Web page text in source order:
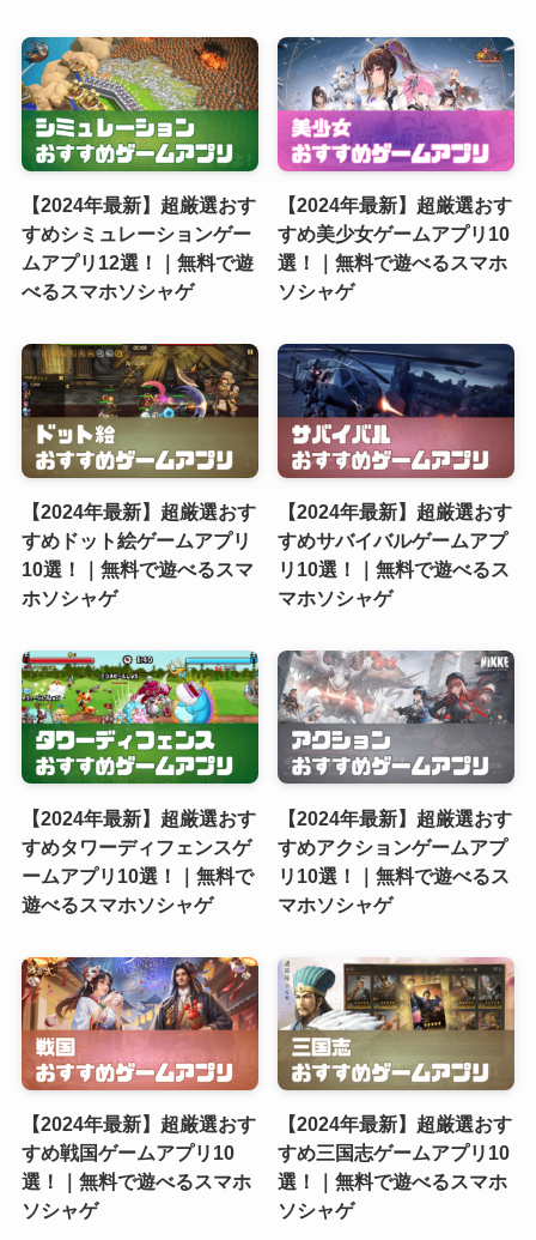
【2024年最新】超厳選おす
すめシミュレーションゲー
ムアプリ12選！｜無料で遊
べるスマホソシャゲ
【2024年最新】超厳選おす
すめ美少女ゲームアプリ10
選！｜無料で遊べるスマホ
ソシャゲ
【2024年最新】超厳選おす
すめドット絵ゲームアプリ
10選！｜無料で遊べるスマ
ホソシャゲ
【2024年最新】超厳選おす
すめサバイバルゲームアプ
リ10選！｜無料で遊べるス
マホソシャゲ
【2024年最新】超厳選おす
すめタワーディフェンスゲ
ームアプリ10選！｜無料で
遊べるスマホソシャゲ
【2024年最新】超厳選おす
すめアクションゲームアプ
リ10選！｜無料で遊べるス
マホソシャゲ
【2024年最新】超厳選おす
すめ戦国ゲームアプリ10
選！｜無料で遊べるスマホ
ソシャゲ
【2024年最新】超厳選おす
すめ三国志ゲームアプリ10
選！｜無料で遊べるスマホ
ソシャゲ